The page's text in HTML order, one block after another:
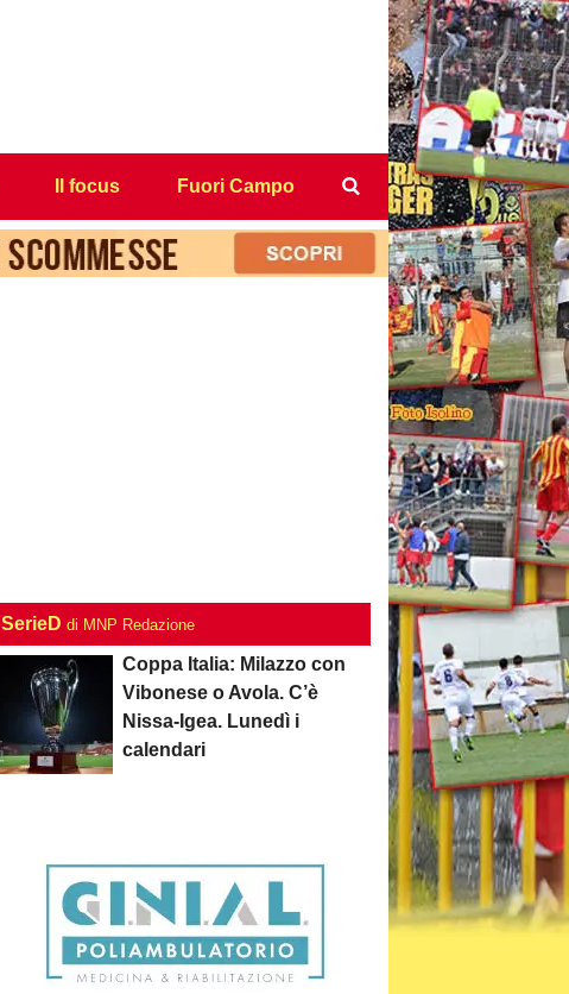
Il focus Fuori Campo
SerieD di MNP Redazione
Coppa Italia: Milazzo con
Vibonese o Avola. C’è
Nissa-Igea. Lunedì i
calendari